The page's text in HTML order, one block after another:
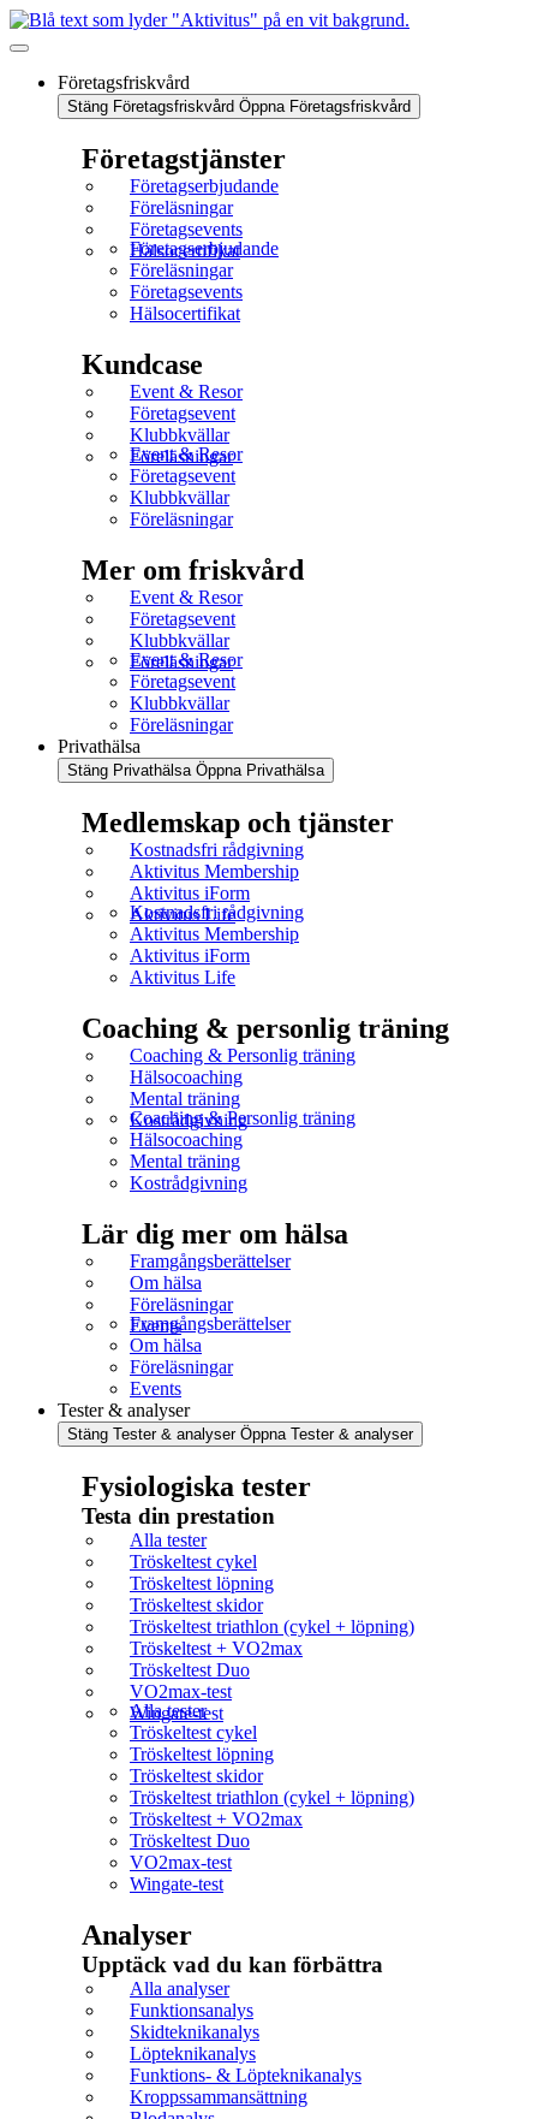
Företagsfriskvård
Stäng Företagsfriskvård Öppna Företagsfriskvård
Företagstjänster
Företagserbjudande
Föreläsningar
Företagsevents
Hälsocertifikat
Företagserbjudande
Föreläsningar
Företagsevents
Hälsocertifikat
Kundcase
Event & Resor
Företagsevent
Klubbkvällar
Föreläsningar
Event & Resor
Företagsevent
Klubbkvällar
Föreläsningar
Mer om friskvård
Event & Resor
Företagsevent
Klubbkvällar
Föreläsningar
Event & Resor
Företagsevent
Klubbkvällar
Föreläsningar
Privathälsa
Stäng Privathälsa Öppna Privathälsa
Medlemskap och tjänster
Kostnadsfri rådgivning
Aktivitus Membership
Aktivitus iForm
Aktivitus Life
Kostnadsfri rådgivning
Aktivitus Membership
Aktivitus iForm
Aktivitus Life
Coaching & personlig träning
Coaching & Personlig träning
Hälsocoaching
Mental träning
Kostrådgivning
Coaching & Personlig träning
Hälsocoaching
Mental träning
Kostrådgivning
Lär dig mer om hälsa
Framgångsberättelser
Om hälsa
Föreläsningar
Events
Framgångsberättelser
Om hälsa
Föreläsningar
Events
Tester & analyser
Stäng Tester & analyser Öppna Tester & analyser
Fysiologiska tester
Testa din prestation
Alla tester
Tröskeltest cykel
Tröskeltest löpning
Tröskeltest skidor
Tröskeltest triathlon (cykel + löpning)
Tröskeltest + VO2max
Tröskeltest Duo
VO2max-test
Wingate-test
Alla tester
Tröskeltest cykel
Tröskeltest löpning
Tröskeltest skidor
Tröskeltest triathlon (cykel + löpning)
Tröskeltest + VO2max
Tröskeltest Duo
VO2max-test
Wingate-test
Analyser
Upptäck vad du kan förbättra​
Alla analyser
Funktionsanalys
Skidteknikanalys
Löpteknikanalys
Funktions- & Löpteknikanalys
Kroppssammansättning